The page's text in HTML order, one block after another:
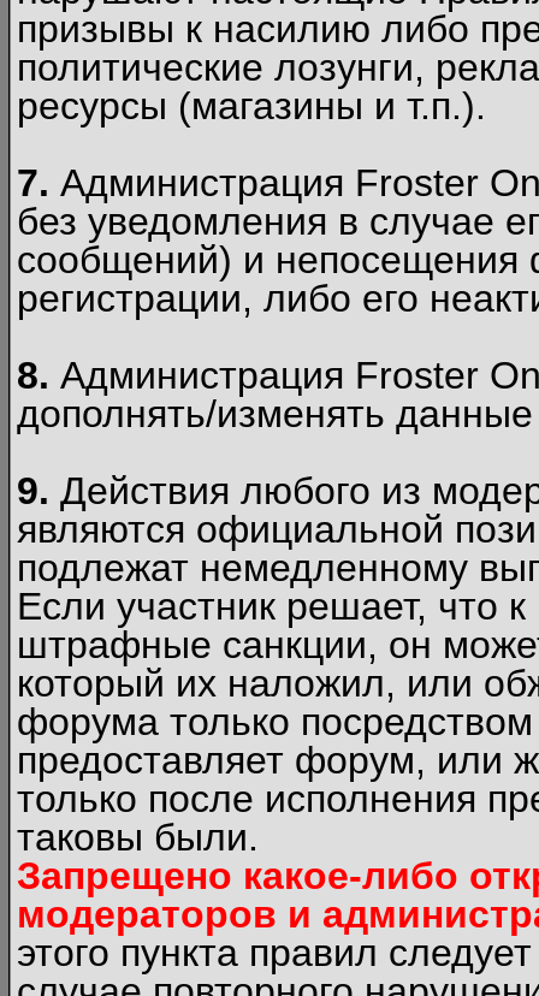
призывы к насилию либо
политические лозунги,
ресурсы (магазины и т.п.).
7. Администрация Froster
без уведомления в случае
сообщений) и непосещения
регистрации, либо его
8. Администрация Froster
дополнять/изменять
9. Действия любого из
являются официальной
подлежат немедленному
Если участник решает, что
штрафные санкции, он
который их наложил, или
форума только
предоставляет форум, или
только после исполнения
таковы были.
Запрещено какое-либо
модераторов и
этого пункта правил